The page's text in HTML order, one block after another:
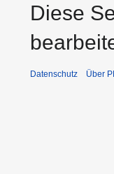
Diese
Datenschutz Über